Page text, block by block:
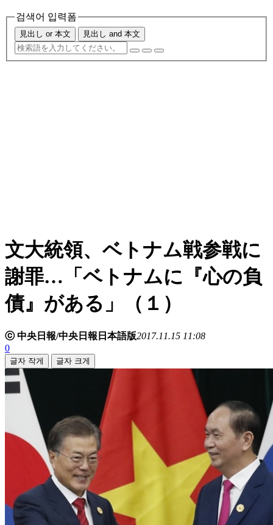
검색어 입력폼
見出し or 本文 見出し and 本文
文大統領、ベトナム戦参戦に
謝罪…「ベトナムに『心の負
債』がある」（１）
ⓒ 中央日報/中央日報日本語版2017.11.15 11:08
0
글자 작게 글자 크게